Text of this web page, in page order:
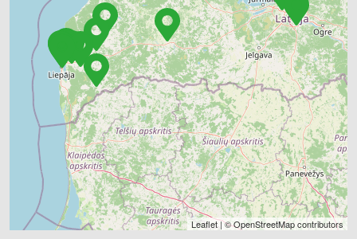
Leaflet| ©OpenStreetMapcontributors